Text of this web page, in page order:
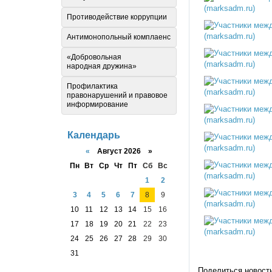
Противодействие коррупции
Антимонопольный комплаенс
«Добровольная
народная дружина»
Профилактика
правонарушений и правовое
информирование
Календарь
« Август 2026 »
Пн
Вт Ср Чт Пт Сб
Вс
1
2
3
4 5 6 7 8
9
10
11 12 13 14 15
16
17
18 19 20 21 22
23
24
25 26 27 28 29
30
31